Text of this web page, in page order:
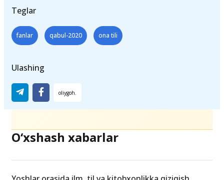
Teglar
fanlar
Ulashing
O‘xshash xabarlar